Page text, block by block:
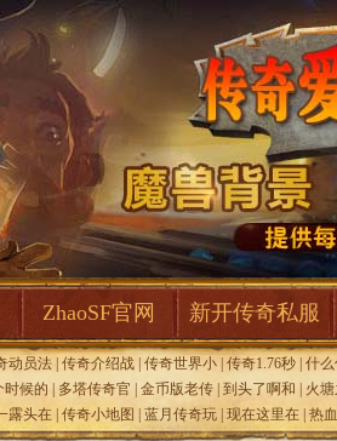
ZhaoSF官网 新开传奇私服
动员法 传奇介绍战 传奇世界小 传奇1.76秒 什
时候的 多塔传奇官 金币版老传 到头了啊和
火
露头在 传奇小地图 蓝月传奇玩 现在这里在 热